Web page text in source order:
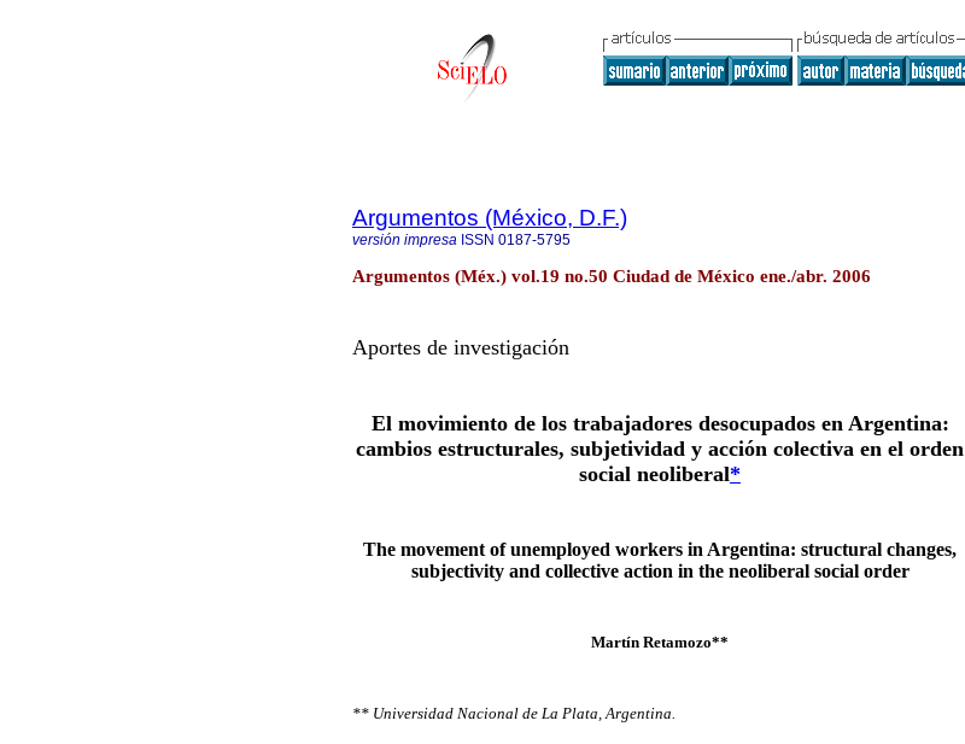
Argumentos (México, D.F.)
versión impresa ISSN 0187-5795
Argumentos (Méx.) vol.19 no.50 Ciudad de México ene./abr. 2006
Aportes de investigación
El movimiento de los trabajadores desocupados en Argentina:
cambios estructurales, subjetividad y acción colectiva en el orden
social neoliberal*
The movement of unemployed workers in Argentina: structural changes,
subjectivity and collective action in the neoliberal social order
Martín Retamozo**
** Universidad Nacional de La Plata, Argentina.